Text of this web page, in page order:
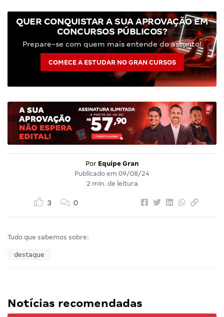
QUER CONQUISTAR A SUA APROVAÇÃO EM
CONCURSOS PÚBLICOS?
Prepare-se com quem mais entende do assunto!
COMECE A ESTUDAR NO GRAN CURSOS
Por Equipe Gran
Publicado em 09/08/24
2 min. de leitura
3 0
Tudo que sabemos sobre:
destaque
Notícias recomendadas